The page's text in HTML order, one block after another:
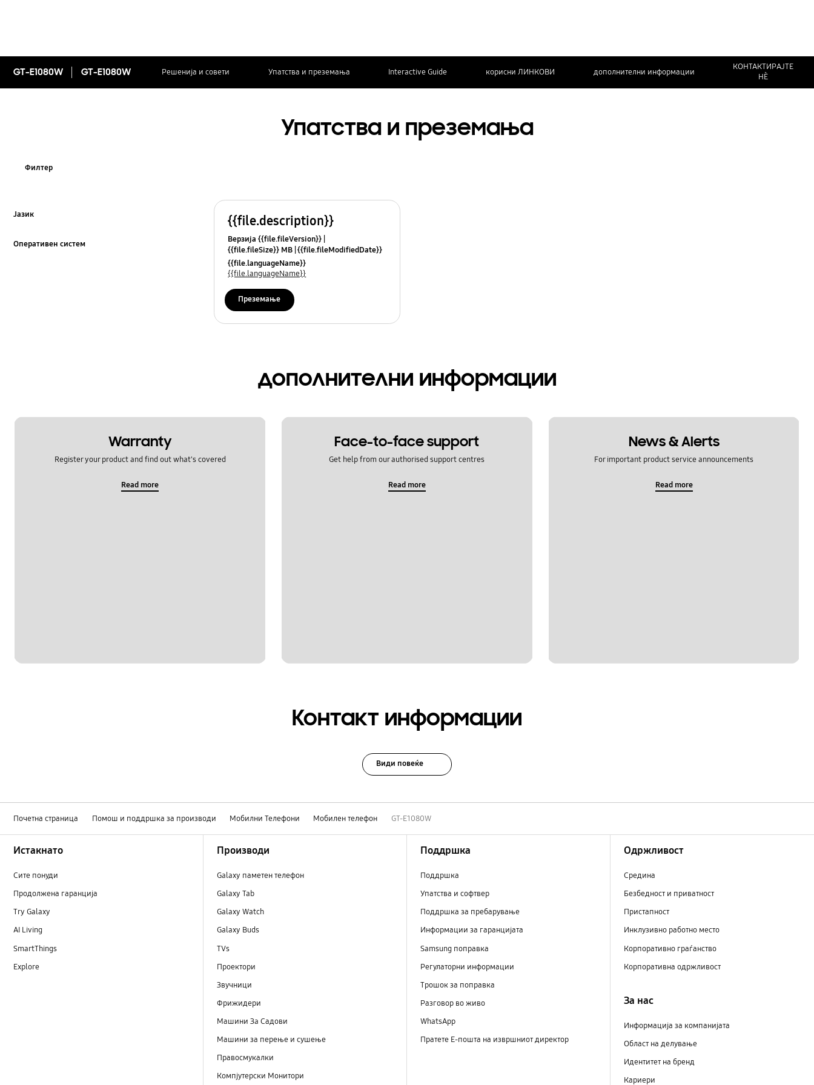
GT-E1080W GT-E1080W Решенија и совети Упатства и преземања Interactive Guide корисни ЛИНКОВИ дополнителни информации
КОНТАКТИРАЈТЕ
НЀ
Упатства и преземања
Филтер
Јазик
Оперативен систем
{{file.description}}
Верзија {{file.fileVersion}}
{{file.fileSize}} MB {{file.fileModifiedDate}}
{{file.osNames}}
{{file.languageName}}
{{file.languageName}}
Преземање
дополнителни информации
Warranty
Register your product and find out what's covered
Read more
Face-to-face support
Get help from our authorised support centres
Read more
News & Alerts
For important product service announcements
Read more
Контакт информации
Види повеќе
Почетна страница Помош и поддршка за производи Мобилни Телефони Мобилен телефон GT-E1080W
Истакнато
Сите понуди
Продолжена гаранција
Try Galaxy
AI Living
SmartThings
Explore
Производи
Galaxy паметен телефон
Galaxy Tab
Galaxy Watch
Galaxy Buds
TVs
Проектори
Звучници
Фрижидери
Машини Зa Садови
Машини за перење и сушење
Правосмукалки
Компјутерски Монитори
Поддршка
Поддршка
Упатства и софтвер
Поддршка за пребарување
Информации за гаранцијата
Samsung поправка
Регулаторни информации
Трошок за поправка
Разговор во живо
WhatsApp
Пратете Е-пошта на извршниот директор
Одржливост
Средина
Безбедност и приватност
Пристапност
Инклузивно работно место
Корпоративно граѓанство
Корпоративна одржливост
За нас
Информација за компанијата
Област на делување
Идентитет на бренд
Кариери